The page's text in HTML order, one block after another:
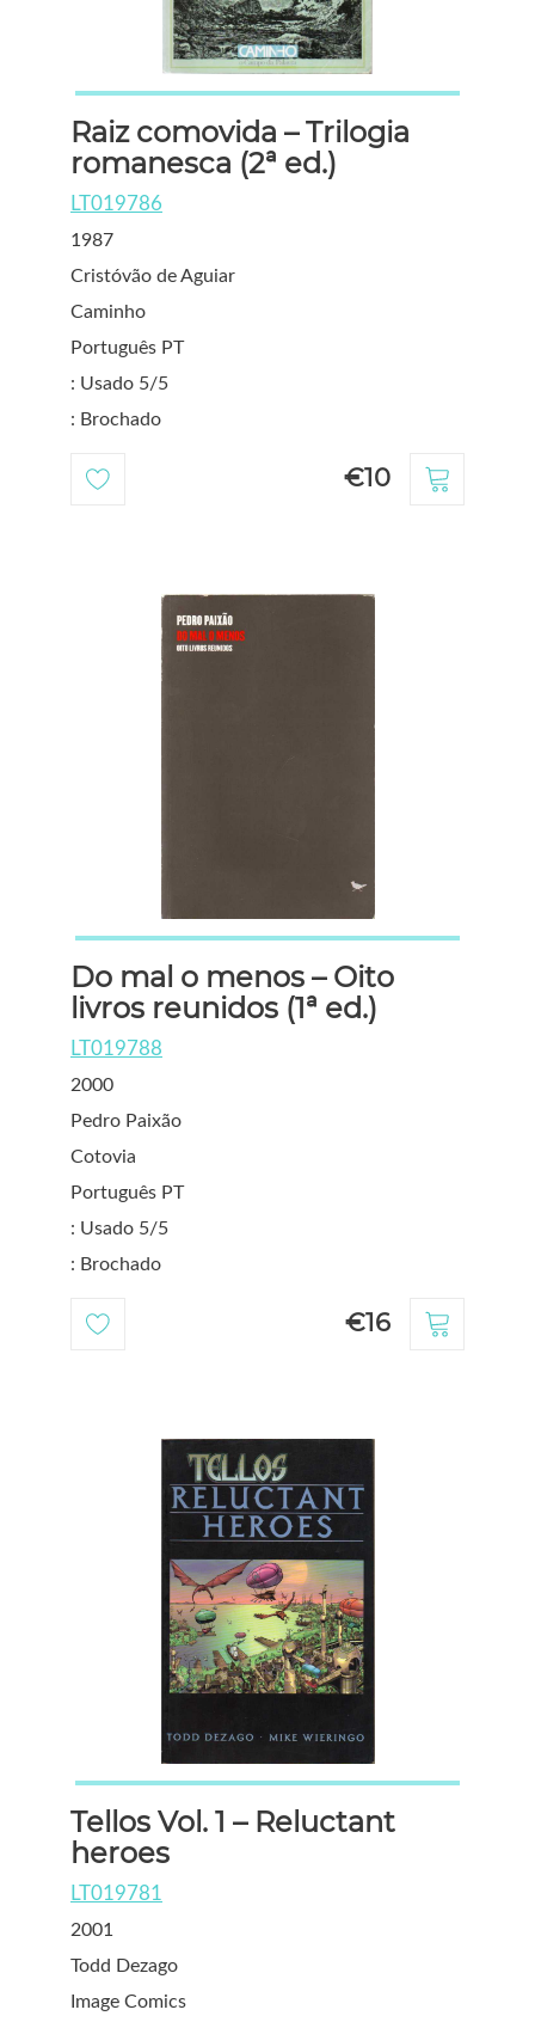
Raiz comovida – Trilogia
romanesca (2ª ed.)
LT019786
1987
Cristóvão de Aguiar
Caminho
Português PT
: Usado 5/5
: Brochado
€10
Do mal o menos – Oito
livros reunidos (1ª ed.)
LT019788
2000
Pedro Paixão
Cotovia
Português PT
: Usado 5/5
: Brochado
€16
Tellos Vol. 1 – Reluctant
heroes
LT019781
2001
Todd Dezago
Image Comics